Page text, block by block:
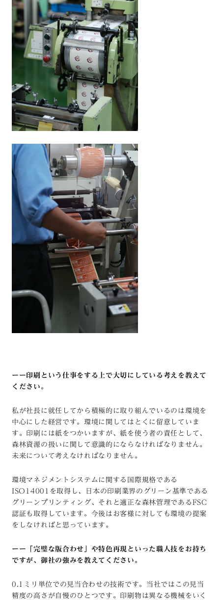
ーー印刷という仕事をする上で大切にしている考えを教えて
ください。
私が社長に就任してから積極的に取り組んでいるのは環境を
中心にした経営です。環境に関してはとくに留意していま
す。印刷には紙をつかいますが、紙を使う者の責任として、
森林資源の扱いに関して意識的にならなければなりません。
未来について考えなければなりません。
環境マネジメントシステムに関する国際規格である
ISO14001 を取得し、日本の印刷業界のグリーン基準である
グリーンプリンティング、それと適正な森林管理である FSC
認証も取得しています。今後はお客様に対しても環境の提案
をしなければと思っています。
ーー「完璧な版合わせ」や特色再現といった職人技をお持ち
ですが、御社の強みを教えてください。
0.1ミリ単位での見当合わせの技術です。当社ではこの見当
精度の高さが自慢のひとつです。印刷物は異なる機械をいく